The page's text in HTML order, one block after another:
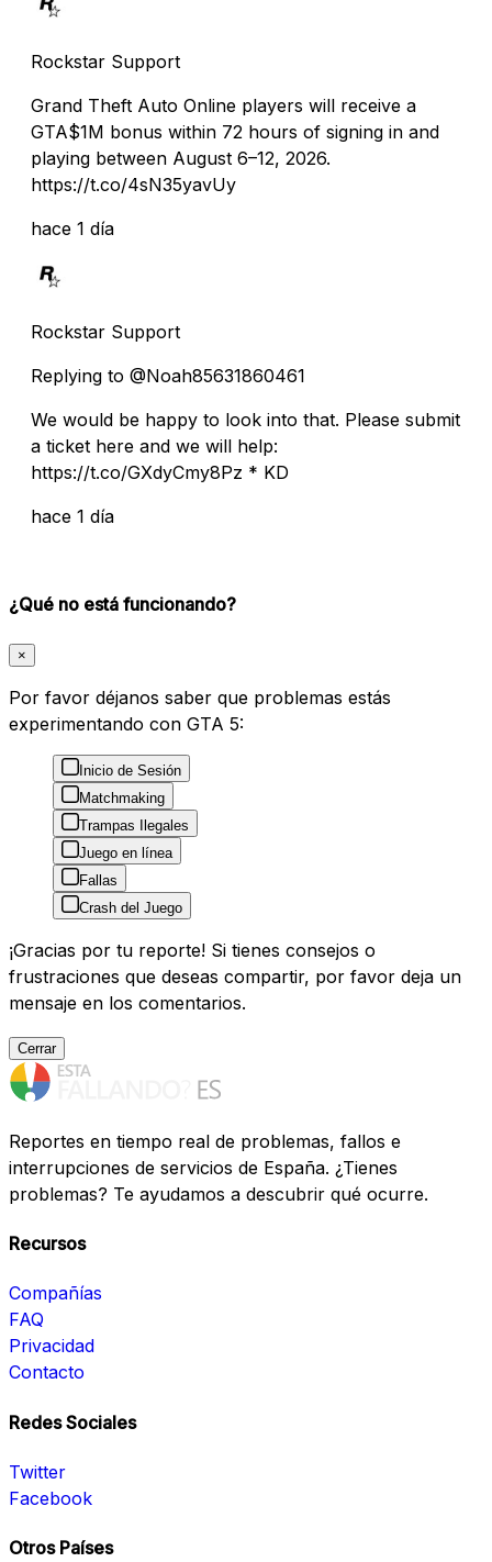
Rockstar Support
Grand Theft Auto Online players will receive a
GTA$1M bonus within 72 hours of signing in and
playing between August 6–12, 2026.
https://t.co/4sN35yavUy
hace 1 día
Rockstar Support
Replying to @Noah85631860461
We would be happy to look into that. Please submit
a ticket here and we will help:
https://t.co/GXdyCmy8Pz * KD
hace 1 día
¿Qué no está funcionando?
×
Por favor déjanos saber que problemas estás
experimentando con GTA 5:
Inicio de Sesión
Matchmaking
Trampas Ilegales
Juego en línea
Fallas
Crash del Juego
¡Gracias por tu reporte! Si tienes consejos o
frustraciones que deseas compartir, por favor deja un
mensaje en los comentarios.
Cerrar
Reportes en tiempo real de problemas, fallos e
interrupciones de servicios de España. ¿Tienes
problemas? Te ayudamos a descubrir qué ocurre.
Recursos
Compañías
FAQ
Privacidad
Contacto
Redes Sociales
Twitter
Facebook
Otros Países